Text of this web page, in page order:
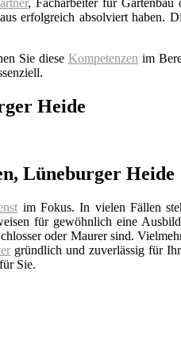
, Facharbeiter für
erfolgreich absolviert haben.
Sie diese Kompetenzen im
Heide
Lüneburger Heide
im Fokus. In vielen Fällen
für gewöhnlich eine
oder Maurer sind.
gründlich und zuverlässig für
Sie.